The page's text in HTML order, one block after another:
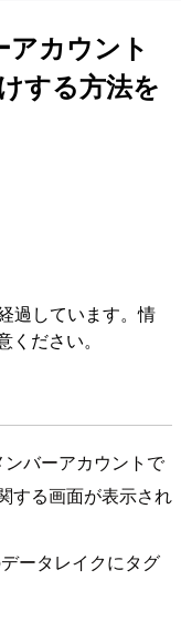
カウント
する方法を
過しています。情
ださい。
バーアカウントで
する画面が表示され
ータレイクにタグ